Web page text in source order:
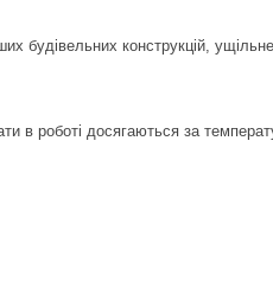
будівельних конструкцій,
в роботі досягаються за